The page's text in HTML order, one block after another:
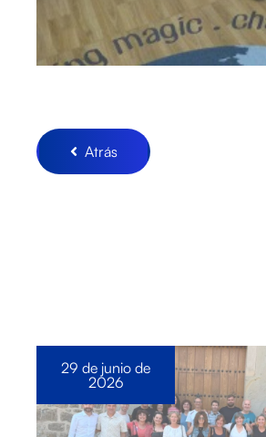
Atrás
29 de junio de
2026